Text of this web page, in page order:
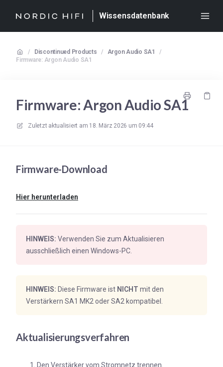
Wissensdatenbank
/ Discontinued Products / Argon Audio SA1
/
Firmware: Argon Audio SA1
Firmware: Argon Audio SA1
Zuletzt aktualisiert am 18. März 2026 um 09:44
Firmware-Download
Hier herunterladen
HINWEIS: Verwenden Sie zum Aktualisieren
ausschließlich einen Windows-PC.
HINWEIS: Diese Firmware ist NICHT mit den
Verstärkern SA1 MK2 oder SA2 kompatibel.
Aktualisierungsverfahren
Den Verstärker vom Stromnetz trennen.